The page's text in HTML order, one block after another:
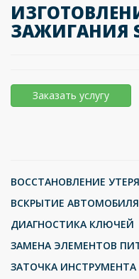
ЗАЖИГАНИЯ
Заказать услугу
ВОССТАНОВЛЕНИЕ
ВСКРЫТИЕ АВТОМОБИЛЯ
ДИАГНОСТИКА КЛЮЧЕЙ
ЗАМЕНА ЭЛЕМЕНТОВ
ЗАТОЧКА ИНСТРУМЕНТА